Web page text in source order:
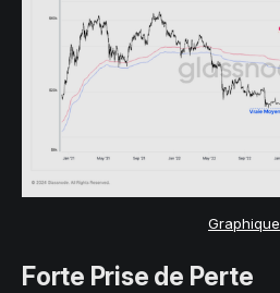
Graphique
Forte Prise de Perte